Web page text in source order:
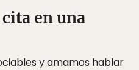
en una
y amamos hablar